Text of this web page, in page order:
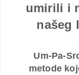
umirili i
našeg
Um-Pa-
metode